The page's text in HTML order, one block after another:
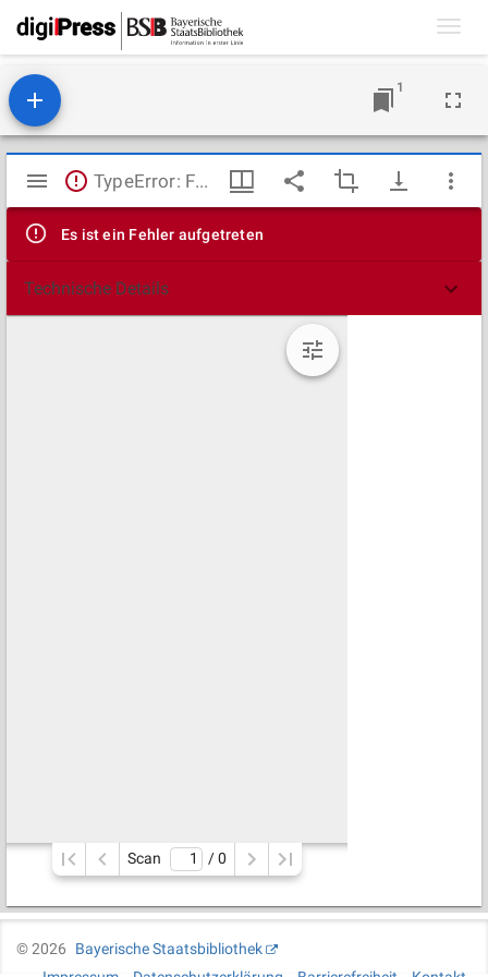
1
Mirador
Viewer
TypeError: Failed to fetch
Es ist ein Fehler aufgetreten
Technische Details
Scan / 0
©2026
Bayerische Staatsbibliothek